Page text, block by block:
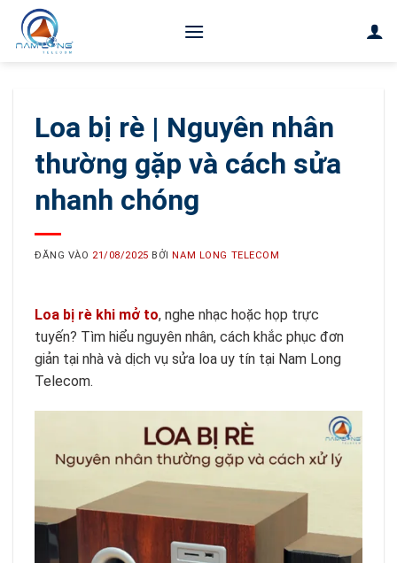
nội
Loa bị rè | Nguyên nhân
thường gặp và cách sửa
nhanh chóng
ĐĂNG VÀO 21/08/2025 BỞINAM LONG TELECOM
Loa bị rè khi mở to, nghe nhạc hoặc họp trực
tuyến? Tìm hiểu nguyên nhân, cách khắc phục đơn
giản tại nhà và dịch vụ sửa loa uy tín tại Nam Long
Telecom.